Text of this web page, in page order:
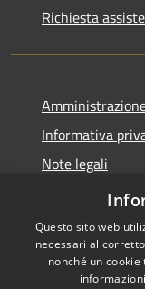
Richiesta
Informativa
Note legali
Dichiarazione
Questo sito web
necessari al
nonché un